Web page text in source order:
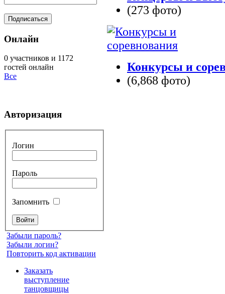
(273 фото)
Конкурсы и
(6,868 фото)
Онлайн
0 участников и 1172
гостей онлайн
Все
Авторизация
Логин
Пароль
Запомнить
Забыли пароль?
Забыли логин?
Повторить код активации
Заказать
выступление
танцовщицы